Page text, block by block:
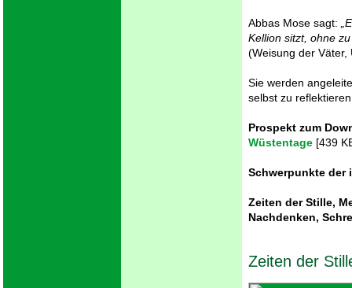
Abbas Mose sagt:
Kellion sitzt, ohne
(Weisung der Väter,
Sie werden
selbst zu
Prospekt zum
Wüstentage [439
Schwerpunkte der
Zeiten der Stille,
Nachdenken,
Zeiten der